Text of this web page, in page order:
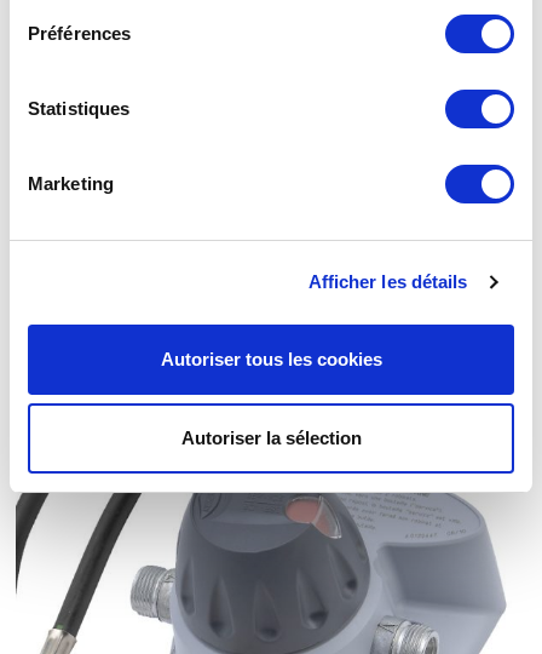
Préférences
Statistiques
Marketing
Afficher les détails
Autoriser tous les cookies
Autoriser la sélection